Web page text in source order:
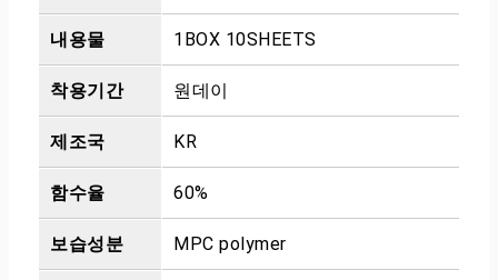
내용물 1BOX 10SHEETS
착용기간 원데이
제조국 KR
함수율 60%
보습성분 MPC polymer